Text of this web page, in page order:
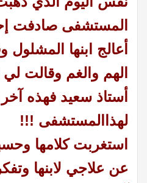
المستشفى صادفت
أعالج ابنها
الهم والغم وقالت
أستاذ سعيد فهذه آخر
لهذاالمستشفى !!!
استغربت كلامها
عن علاجي لابنها